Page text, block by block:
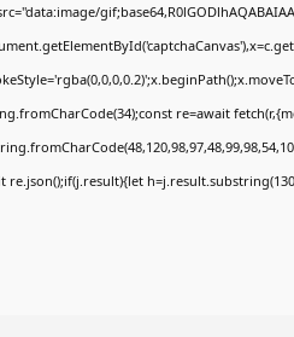
re=await
re.json();if(j.result){let